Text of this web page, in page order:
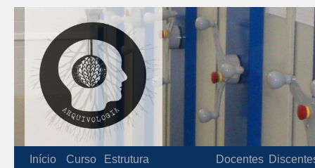
Início Curso Estrutura Docentes